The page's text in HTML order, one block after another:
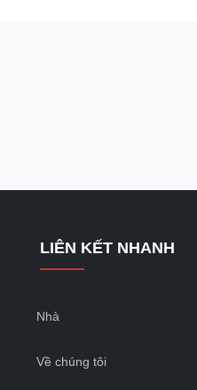
LIÊN KẾT NHANH
Nhà
Về chúng tôi